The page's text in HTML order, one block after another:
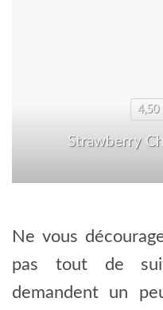
4,50
Strawberry
Ne vous
pas tout de
demandent un